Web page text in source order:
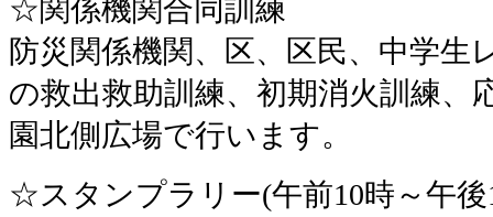
☆関係機関合同訓練
防災関係機関、区、区民、中学
の救出救助訓練、初期消火訓練、
園北側広場で行います。
☆スタンプラリー(午前10時～午後